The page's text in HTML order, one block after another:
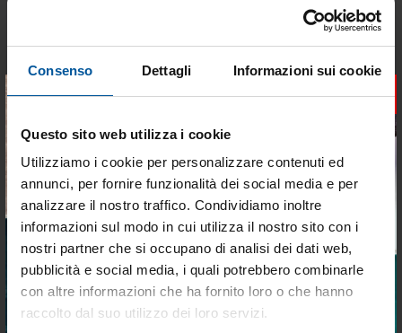
Tieniti aggiornato sulle
migliori occasioni per la tua
×
Consenso Dettagli Informazioni sui cookie
Questo sito web utilizza i cookie
Utilizziamo i cookie per personalizzare contenuti ed
annunci, per fornire funzionalità dei social media e per
analizzare il nostro traffico. Condividiamo inoltre
informazioni sul modo in cui utilizza il nostro sito con i
nostri partner che si occupano di analisi dei dati web,
pubblicità e social media, i quali potrebbero combinarle
con altre informazioni che ha fornito loro o che hanno
raccolto dal suo utilizzo dei loro servizi.
Ropeye SLR 20-28
€ 55,01
€ 46,76
€ 94,73
€ 51,95
Predefinito 24 p